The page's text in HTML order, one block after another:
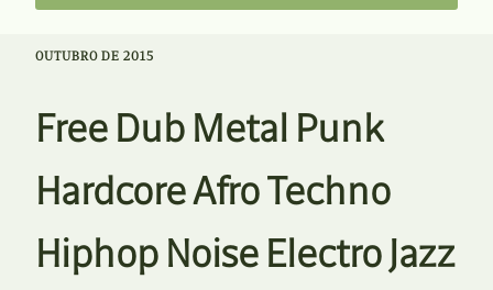
OUTUBRO DE 2015
Free Dub Metal Punk
Hardcore Afro Techno
Hiphop Noise Electro Jazz